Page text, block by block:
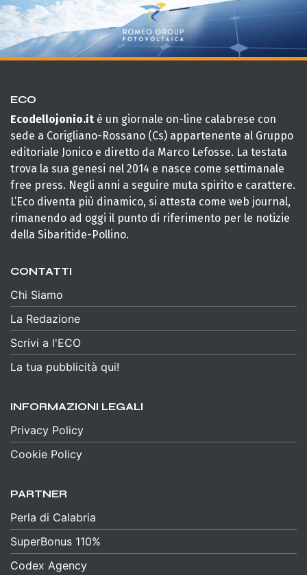
ECO
Ecodellojonio.it è un giornale on-line calabrese con
sede a Corigliano-Rossano (Cs) appartenente al Gruppo
editoriale Jonico e diretto da Marco Lefosse. La testata
trova la sua genesi nel 2014 e nasce come settimanale
free press. Negli anni a seguire muta spirito e carattere.
L’Eco diventa più dinamico, si attesta come web journal,
rimanendo ad oggi il punto di riferimento per le notizie
della Sibaritide-Pollino.
CONTATTI
Chi Siamo
La Redazione
Scrivi a l'ECO
La tua pubblicità qui!
INFORMAZIONI LEGALI
Privacy Policy
Cookie Policy
PARTNER
Perla di Calabria
SuperBonus 110%
Codex Agency